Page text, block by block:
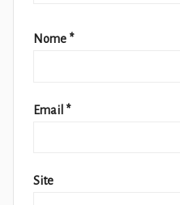
Nome *
Email *
Site